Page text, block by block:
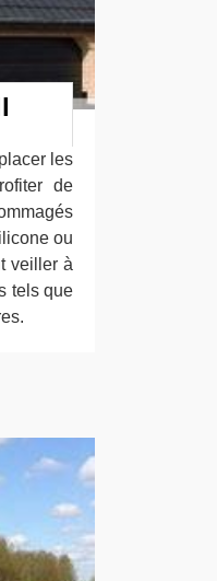
les
de
ou
veiller à
tels que